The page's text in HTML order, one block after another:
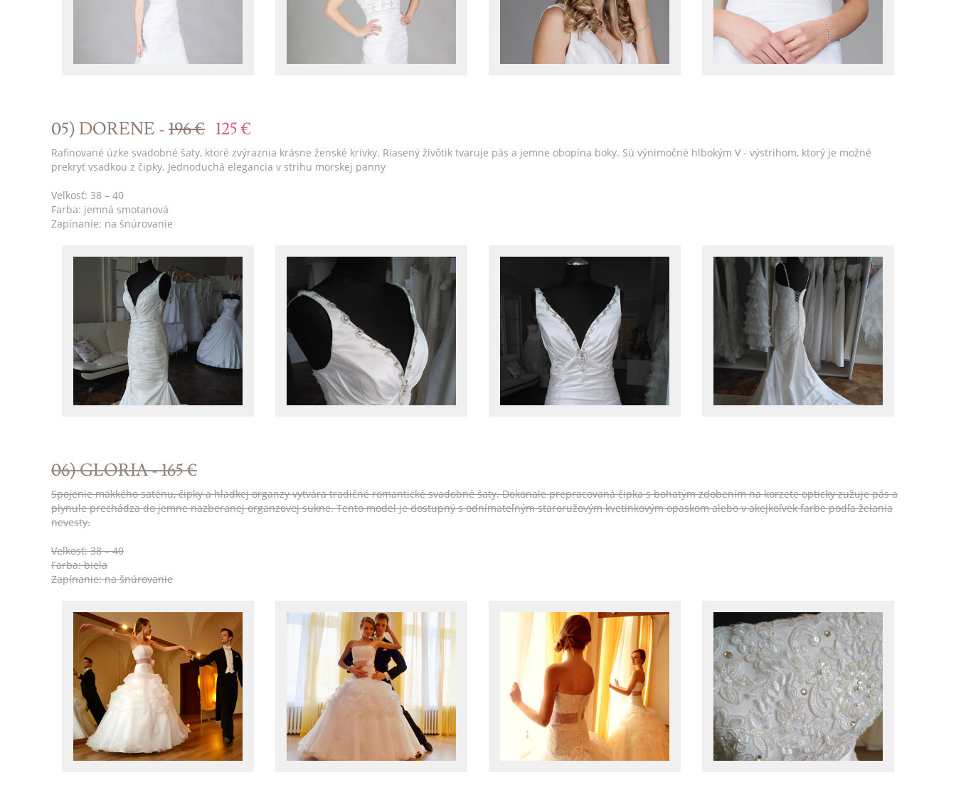
05) DORENE -196 € 125 €
Rafinované úzke svadobné šaty, ktoré zvýraznia krásne ženské krivky. Riasený živôtik tvaruje pás a jemne obopína boky. Sú výnimočné hlbokým V - výstrihom, ktorý je možné
prekryť vsadkou z čipky. Jednoduchá elegancia v strihu morskej panny
Veľkosť: 38 – 40
Farba: jemná smotanová
Zapínanie: na šnúrovanie
06) GLORIA - 165 €
Spojenie mäkkého saténu, čipky a hladkej organzy vytvára tradičné romantické svadobné šaty. Dokonale prepracovaná čipka s bohatým zdobením na korzete opticky zužuje pás a
plynule prechádza do jemne nazberanej organzovej sukne. Tento model je dostupný s odnímateľným staroružovým kvetinkovým opaskom alebo v akejkoľvek farbe podľa želania
nevesty.
Veľkosť: 38 – 40
Farba: biela
Zapínanie: na šnúrovanie